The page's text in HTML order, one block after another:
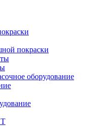
покраски
оборудование